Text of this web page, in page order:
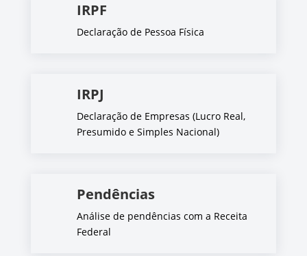
IRPF
Declaração de Pessoa Física
IRPJ
Declaração de Empresas (Lucro Real,
Presumido e Simples Nacional)
Pendências
Análise de pendências com a Receita
Federal